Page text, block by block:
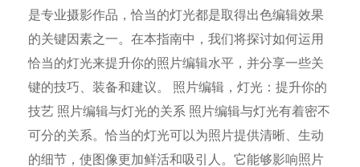
是专业摄影作品，恰当的灯光都是取得出色编辑效果
的关键因素之一。在本指南中，我们将探讨如何运用
恰当的灯光来提升你的照片编辑水平，并分享一些关
键的技巧、装备和建议。 照片编辑，灯光：提升你的
技艺 照片编辑与灯光的关系 照片编辑与灯光有着密不
可分的关系。恰当的灯光可以为照片提供清晰、生动
的细节，使图像更加鲜活和吸引人。它能够影响照片